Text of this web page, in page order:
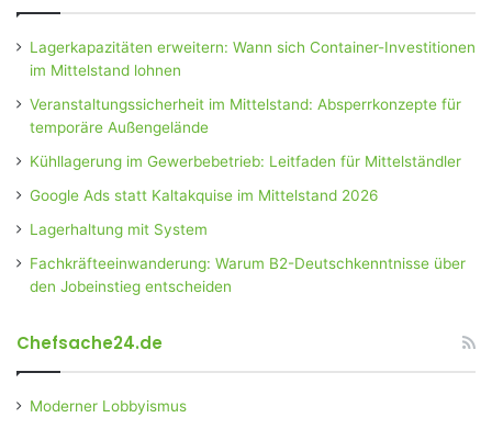
Lagerkapazitäten erweitern: Wann sich Container-Investitionen
im Mittelstand lohnen
Veranstaltungssicherheit im Mittelstand: Absperrkonzepte für
temporäre Außengelände
Kühllagerung im Gewerbebetrieb: Leitfaden für Mittelständler
Google Ads statt Kaltakquise im Mittelstand 2026
Lagerhaltung mit System
Fachkräfteeinwanderung: Warum B2-Deutschkenntnisse über
den Jobeinstieg entscheiden
Chefsache24.de
Moderner Lobbyismus